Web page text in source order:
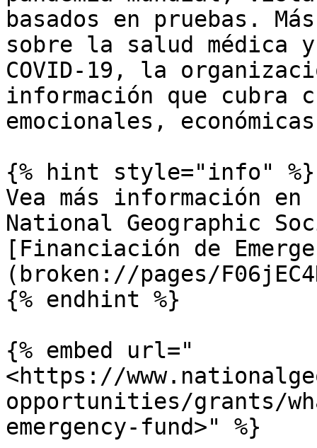
basados en pruebas.
sobre la salud
COVID-19, la
información que cubra
emocionales,
{% hint style="info" %}
Vea más información
National Geographic
[Financiación de
(broken://pages/
{% endhint %}
{% embed url="
<https://
opportunities/grants/
emergency-fund>" %}